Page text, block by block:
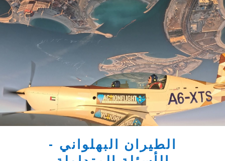
الطيران البهلواني -